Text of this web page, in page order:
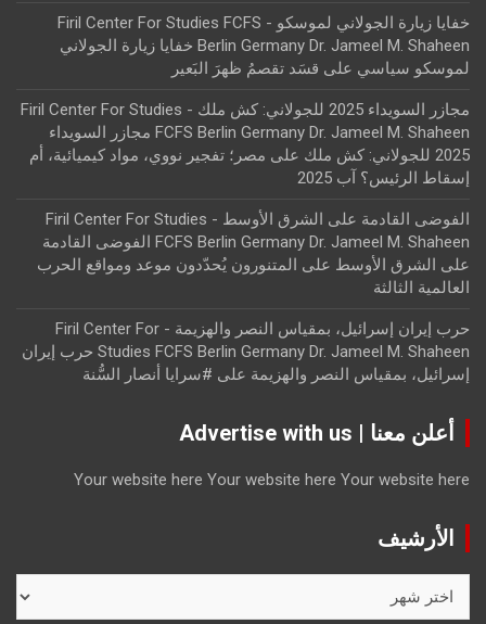
خفايا زيارة الجولاني لموسكو - Firil Center For Studies FCFS
Berlin Germany Dr. Jameel M. Shaheen خفايا زيارة الجولاني
لموسكو سياسي على قسَد تقصمُ ظهرَ البَعير
مجازر السويداء 2025 للجولاني: كش ملك - Firil Center For Studies
FCFS Berlin Germany Dr. Jameel M. Shaheen مجازر السويداء
2025 للجولاني: كش ملك
على مصر؛ تفجير نووي، مواد كيميائية، أم
إسقاط الرئيس؟ آب 2025
الفوضى القادمة على الشرق الأوسط - Firil Center For Studies
FCFS Berlin Germany Dr. Jameel M. Shaheen الفوضى القادمة
على الشرق الأوسط على
المتنورون يُحدّدون موعد ومواقع الحرب
العالمية الثالثة
حرب إيران إسرائيل، بمقياس النصر والهزيمة - Firil Center For
Studies FCFS Berlin Germany Dr. Jameel M. Shaheen حرب إيران
إسرائيل، بمقياس النصر والهزيمة على #سرايا أنصار السُّنة
أعلن معنا | Advertise with us
Your website here Your website here Your website here
الأرشيف